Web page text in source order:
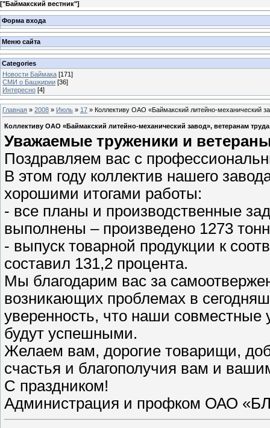
["Баймакский вестник"]
Форма входа
Меню сайта
Categories
Новости Баймака [171]
СМИ о Башкирии [36]
Интересно [4]
Главная » 2008 » Июль » 17 » Коллективу ОАО «Баймакский литейно-механический
Коллективу ОАО «Баймакский литейно-механический завод», ветеранам труда
Уважаемые труженики и
Поздравляем вас с
В этом году коллектив нашего
хорошими итогами работы:
- все планы и производственные
выполнены – произведено 1273
- выпуск товарной продукции к
составил 131,2 процента.
Мы благодарим вас за
возникающих проблемах в
уверенность, что наши совместные
будут успешными.
Желаем вам, дорогие товарищи,
счастья и благополучия вам и
С праздником!
Администрация и профком ОАО